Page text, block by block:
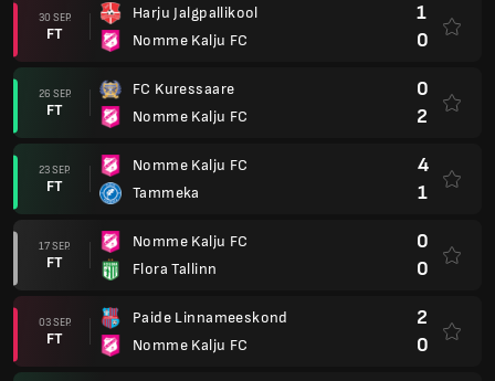
30 SEP.
FT
Harju Jalgpallikool
Nomme Kalju FC
1
0
26 SEP.
FT
FC Kuressaare
Nomme Kalju FC
0
2
23 SEP.
FT
Nomme Kalju FC
Tammeka
4
1
17 SEP.
FT
Nomme Kalju FC
Flora Tallinn
0
0
03 SEP.
FT
Paide Linnameeskond
Nomme Kalju FC
2
0